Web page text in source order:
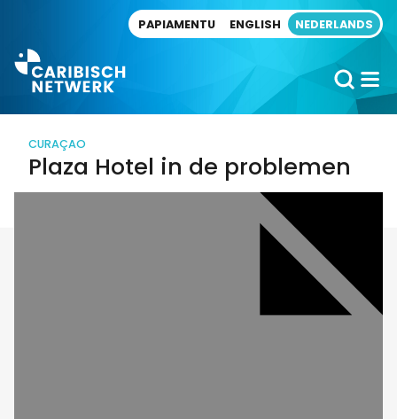
PAPIAMENTU ENGLISH NEDERLANDS
CURAÇAO
Plaza Hotel in de problemen